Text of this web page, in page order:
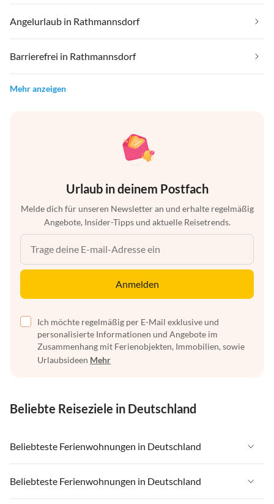
Angelurlaub in Rathmannsdorf
Barrierefrei in Rathmannsdorf
Mehr anzeigen
Urlaub in deinem Postfach
Melde dich für unseren Newsletter an und erhalte regelmäßig
Angebote, Insider-Tipps und aktuelle Reisetrends.
Anmelden
Ich möchte regelmäßig per E-Mail exklusive und
personalisierte Informationen und Angebote im
Zusammenhang mit Ferienobjekten, Immobilien, sowie
Urlaubsideen Mehr
Beliebte Reiseziele in Deutschland
Beliebteste Ferienwohnungen in Deutschland
Ferienwohnungen in Deutschland
Ferienwohnungen in Ostsee
Beliebteste Ferienwohnungen in Deutschland